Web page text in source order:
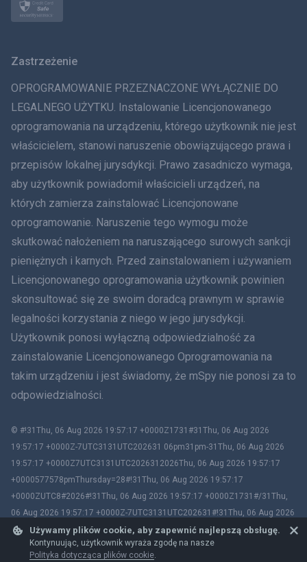
Używamy plików cookie, aby zapewnić najlepszą obsługę.
Kontynuując, użytkownik wyraża zgodę na nasze
Polityka dotycząca plików cookie.
ภาษาไทย
简体中文
Dania
हिंदी
Holenderski
עברית
Rumunia
Tiếng Việt
繁體中文
Slovenčina
Zastrzeżenie
OPROGRAMOWANIE PRZEZNACZONE WYŁĄCZNIE DO
LEGALNEGO UŻYTKU. Instalowanie Licencjonowanego
oprogramowania na urządzeniu, którego użytkownik nie jest
właścicielem, stanowi naruszenie obowiązującego prawa i
przepisów lokalnej jurysdykcji. Prawo zasadniczo wymaga,
aby użytkownik powiadomił właścicieli urządzeń, na
których zamierza zainstalować Licencjonowane
oprogramowanie. Naruszenie tego wymogu może
skutkować nałożeniem na naruszającego surowych sankcji
pieniężnych i karnych. Przed zainstalowaniem i używaniem
Licencjonowanego oprogramowania użytkownik powinien
skonsultować się ze swoim doradcą prawnym w sprawie
legalności korzystania z niego w jego jurysdykcji.
Użytkownik ponosi wyłączną odpowiedzialność za
zainstalowanie Licencjonowanego Oprogramowania na
takim urządzeniu i jest świadomy, że mSpy nie ponosi za to
odpowiedzialności.
© #!31Thu, 06 Aug 2026 19:57:17 +0000Z1731#31Thu, 06 Aug 2026
19:57:17 +0000Z-7UTC3131UTC202631 06pm31pm-31Thu, 06 Aug 2026
19:57:17 +0000Z7UTC3131UTC2026312026Thu, 06 Aug 2026 19:57:17
+0000577578pmThursday=28#!31Thu, 06 Aug 2026 19:57:17
+0000ZUTC8#2026#!31Thu, 06 Aug 2026 19:57:17 +0000Z1731#/31Thu,
06 Aug 2026 19:57:17 +0000Z-7UTC3131UTC202631#!31Thu, 06 Aug 2026
19:57:17 +0000ZUTC8# mSpy. All trademarks are the property of their
respective owners.